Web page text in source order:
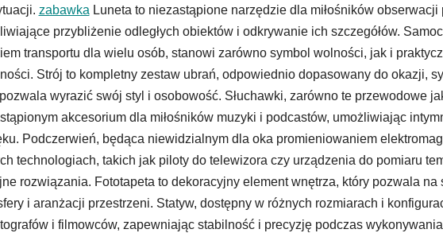
zabawka Luneta to niezastąpione narzędzie dla miłośników obserwacji
przybliżenie odległych obiektów i odkrywanie ich szczegółów.
transportu dla wielu osób, stanowi zarówno symbol wolności, jak i
Strój to kompletny zestaw ubrań, odpowiednio dopasowany do okazji,
wyrazić swój styl i osobowość. Słuchawki, zarówno te przewodowe
akcesorium dla miłośników muzyki i podcastów, umożliwiając
Podczerwień, będąca niewidzialnym dla oka promieniowaniem
technologiach, takich jak piloty do telewizora czy urządzenia do pomiaru
rozwiązania. Fototapeta to dekoracyjny element wnętrza, który pozwala
i aranżacji przestrzeni. Statyw, dostępny w różnych rozmiarach i
i filmowców, zapewniając stabilność i precyzję podczas